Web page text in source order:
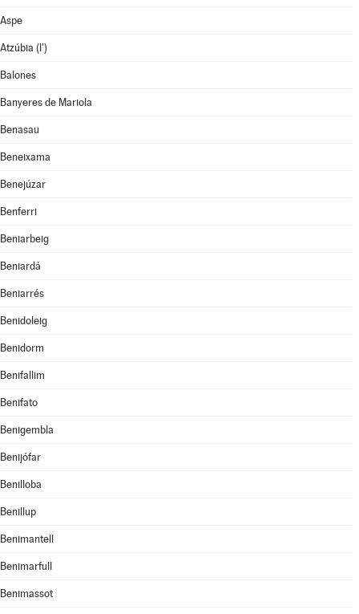
Aspe
Atzúbia (l')
Balones
Banyeres de Mariola
Benasau
Beneixama
Benejúzar
Benferri
Beniarbeig
Beniardá
Beniarrés
Benidoleig
Benidorm
Benifallim
Benifato
Benigembla
Benijófar
Benilloba
Benillup
Benimantell
Benimarfull
Benimassot